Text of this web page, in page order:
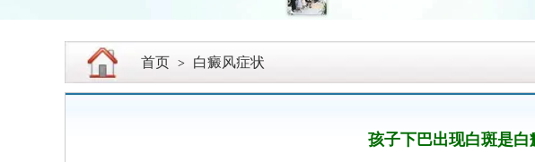
首页 > 白癜风症状
孩子下巴出现白斑是白